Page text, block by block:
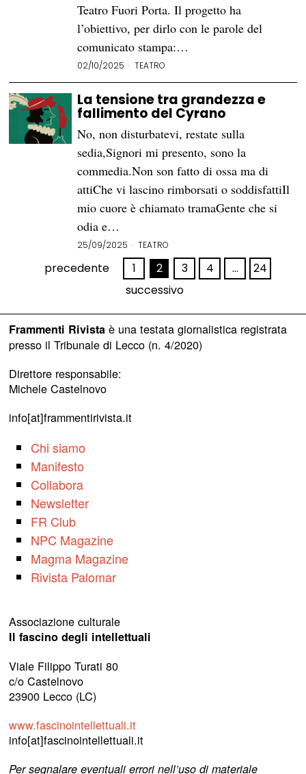
Teatro Fuori Porta. Il progetto ha
l’obiettivo, per dirlo con le parole del
comunicato stampa:…
02/10/2025 TEATRO
La tensione tra grandezza e
fallimento del Cyrano
No, non disturbatevi, restate sulla
sedia,Signori mi presento, sono la
commedia.Non son fatto di ossa ma di
attiChe vi lascino rimborsati o soddisfattiIl
mio cuore è chiamato tramaGente che si
odia e…
25/09/2025 TEATRO
precedente 1 2 3 4 …
24
successivo
Frammenti Rivistaè una testata giornalistica registrata
presso il Tribunale di Lecco (n. 4/2020)
Direttore responsabile:
Michele Castelnovo
info[at]frammentirivista.it
Chi siamo
Manifesto
Collabora
Newsletter
FR Club
NPC Magazine
Magma Magazine
Rivista Palomar
Associazione culturale
Il fascino degli intellettuali
Viale Filippo Turati 80
c/o Castelnovo
23900 Lecco (LC)
www.fascinointellettuali.it
info[at]fascinointellettuali.it
Per segnalare eventuali errori nell’uso di materiale